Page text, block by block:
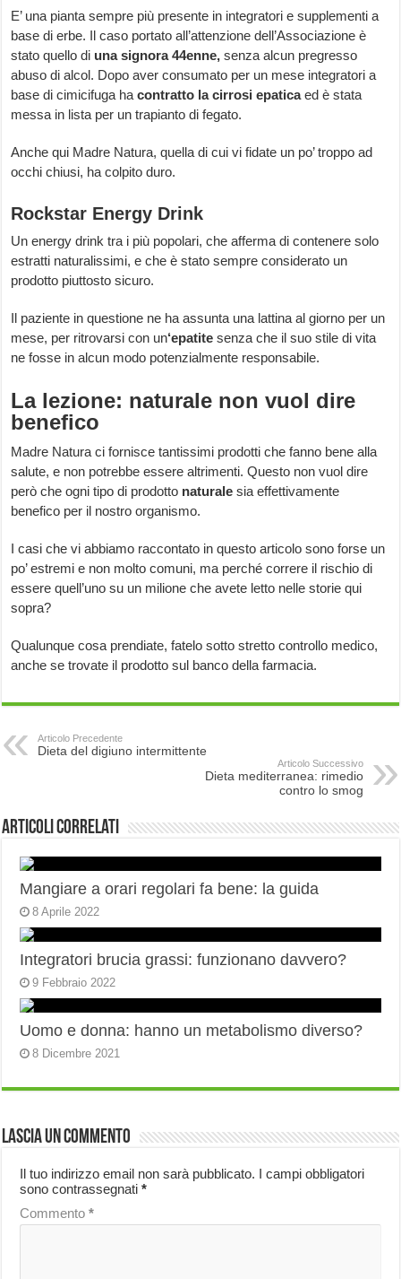
E’ una pianta sempre più presente in integratori e supplementi a
base di erbe. Il caso portato all’attenzione dell’Associazione è
stato quello di una signora 44enne,senza alcun pregresso
abuso di alcol. Dopo aver consumato per un mese integratori a
base di cimicifuga hacontratto la cirrosi epaticaed è stata
messa in lista per un trapianto di fegato.
Anche qui Madre Natura, quella di cui vi fidate un po’ troppo ad
occhi chiusi, ha colpito duro.
Rockstar Energy Drink
Un energy drink tra i più popolari, che afferma di contenere solo
estratti naturalissimi, e che è stato sempre considerato un
prodotto piuttosto sicuro.
Il paziente in questione ne ha assunta una lattina al giorno per un
mese, per ritrovarsi con un‘epatite senza che il suo stile di vita
ne fosse in alcun modo potenzialmente responsabile.
La lezione: naturale non vuol dire
benefico
Madre Natura ci fornisce tantissimi prodotti che fanno bene alla
salute, e non potrebbe essere altrimenti. Questo non vuol dire
però che ogni tipo di prodotto naturalesia effettivamente
benefico per il nostro organismo.
I casi che vi abbiamo raccontato in questo articolo sono forse un
po’ estremi e non molto comuni, ma perché correre il rischio di
essere quell’uno su un milione che avete letto nelle storie qui
sopra?
Qualunque cosa prendiate, fatelo sotto stretto controllo medico,
anche se trovate il prodotto sul banco della farmacia.
Articolo Precedente
Dieta del digiuno intermittente
Articolo Successivo
Dieta mediterranea: rimedio
contro lo smog
Articoli correlati
Mangiare a orari regolari fa bene: la guida
8 Aprile 2022
Integratori brucia grassi: funzionano davvero?
9 Febbraio 2022
Uomo e donna: hanno un metabolismo diverso?
8 Dicembre 2021
Lascia un commento
Il tuo indirizzo email non sarà pubblicato. I campi obbligatori
sono contrassegnati*
Commento*